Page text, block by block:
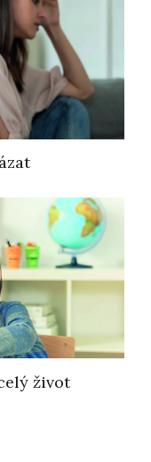
život